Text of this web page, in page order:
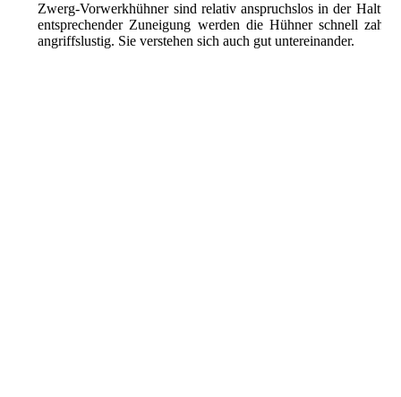
Zwerg-Vorwerkhühner sind relativ anspruchslos in der
entsprechender Zuneigung werden die Hühner schnell
angriffslustig. Sie verstehen sich auch gut untereinander.